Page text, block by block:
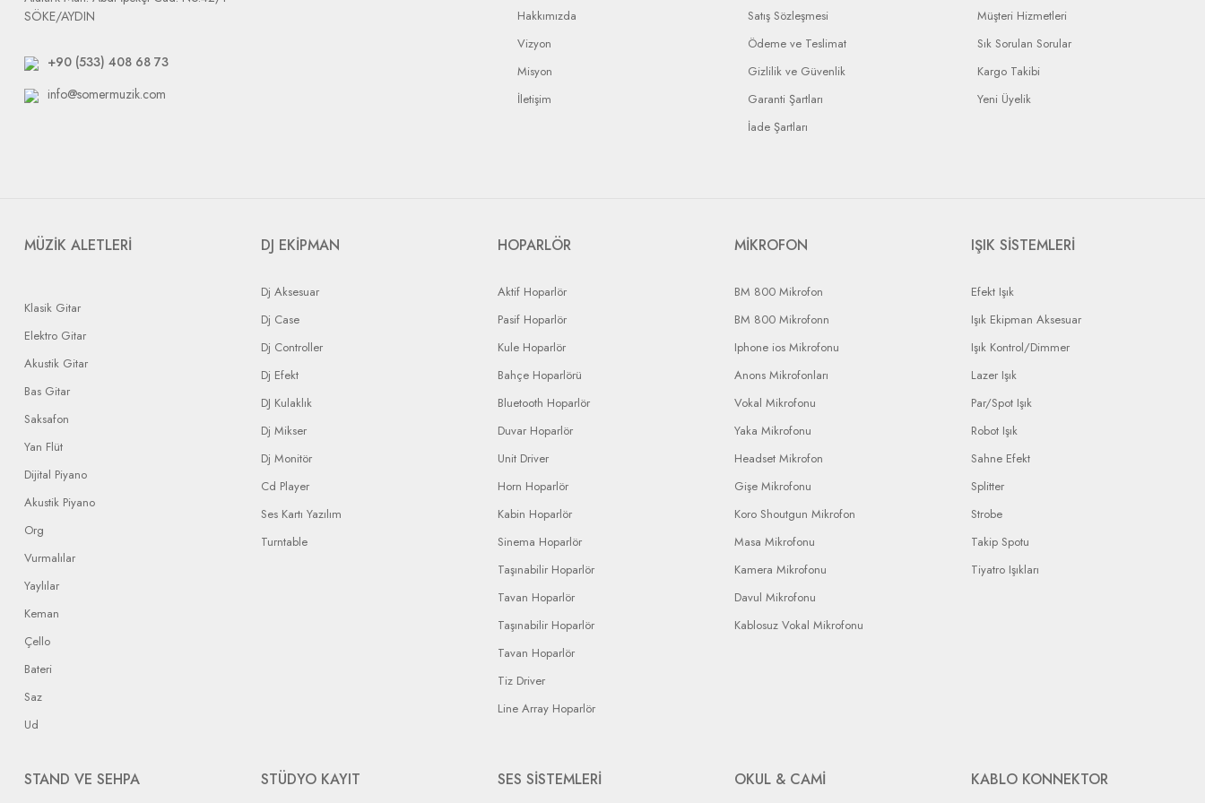
SÖKE/AYDIN
+90 (533) 408 68 73
info@somermuzik.com
Hakkımızda
Vizyon
Misyon
İletişim
Satış Sözleşmesi
Ödeme ve Teslimat
Gizlilik ve Güvenlik
Garanti Şartları
İade Şartları
Müşteri Hizmetleri
Sık Sorulan Sorular
Kargo Takibi
Yeni Üyelik
MÜZİK ALETLERİ
Klasik Gitar
Elektro Gitar
Akustik Gitar
Bas Gitar
Saksafon
Yan Flüt
Dijital Piyano
Akustik Piyano
Org
Vurmalılar
Yaylılar
Keman
Çello
Bateri
Saz
Ud
DJ EKİPMAN
Dj Aksesuar
Dj Case
Dj Controller
Dj Efekt
DJ Kulaklık
Dj Mikser
Dj Monitör
Cd Player
Ses Kartı Yazılım
Turntable
HOPARLÖR
Aktif Hoparlör
Pasif Hoparlör
Kule Hoparlör
Bahçe Hoparlörü
Bluetooth Hoparlör
Duvar Hoparlör
Unit Driver
Horn Hoparlör
Kabin Hoparlör
Sinema Hoparlör
Taşınabilir Hoparlör
Tavan Hoparlör
Taşınabilir Hoparlör
Tavan Hoparlör
Tiz Driver
Line Array Hoparlör
MİKROFON
BM 800 Mikrofon
BM 800 Mikrofonn
Iphone ios Mikrofonu
Anons Mikrofonları
Vokal Mikrofonu
Yaka Mikrofonu
Headset Mikrofon
Gişe Mikrofonu
Koro Shoutgun Mikrofon
Masa Mikrofonu
Kamera Mikrofonu
Davul Mikrofonu
Kablosuz Vokal Mikrofonu
IŞIK SİSTEMLERİ
Efekt Işık
Işık Ekipman Aksesuar
Işık Kontrol/Dimmer
Lazer Işık
Par/Spot Işık
Robot Işık
Sahne Efekt
Splitter
Strobe
Takip Spotu
Tiyatro Işıkları
STAND VE SEHPA STÜDYO KAYIT SES SİSTEMLERİ OKUL & CAMİ KABLO KONNEKTOR